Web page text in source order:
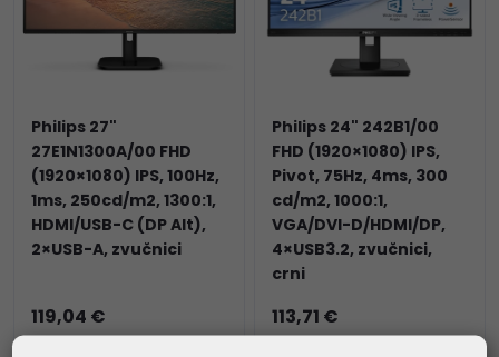
Philips 27"
27E1N1300A/00 FHD
(1920×1080) IPS, 100Hz,
1ms, 250cd/m2, 1300:1,
HDMI/USB-C (DP Alt),
2×USB-A, zvučnici
119,04 €
Philips 24" 242B1/00
FHD (1920×1080) IPS,
Pivot, 75Hz, 4ms, 300
cd/m2, 1000:1,
VGA/DVI-D/HDMI/DP,
4×USB3.2, zvučnici,
crni
113,71 €